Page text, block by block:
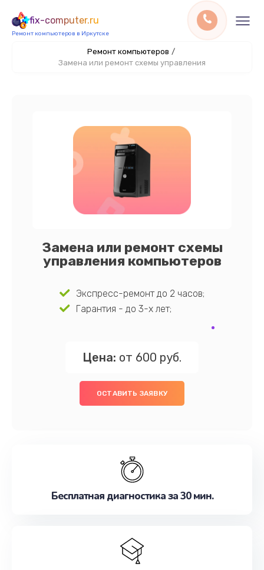
fix-computer.ru
Ремонт компьютеров в Иркутске
Ремонт компьютеров /
Замена или ремонт схемы управления
Замена или ремонт схемы
управления компьютеров
Экспресс-ремонт до 2 часов;
Гарантия - до 3-х лет;
Цена: от 600 руб.
ОСТАВИТЬ ЗАЯВКУ
Бесплатная диагностика за 30 мин.